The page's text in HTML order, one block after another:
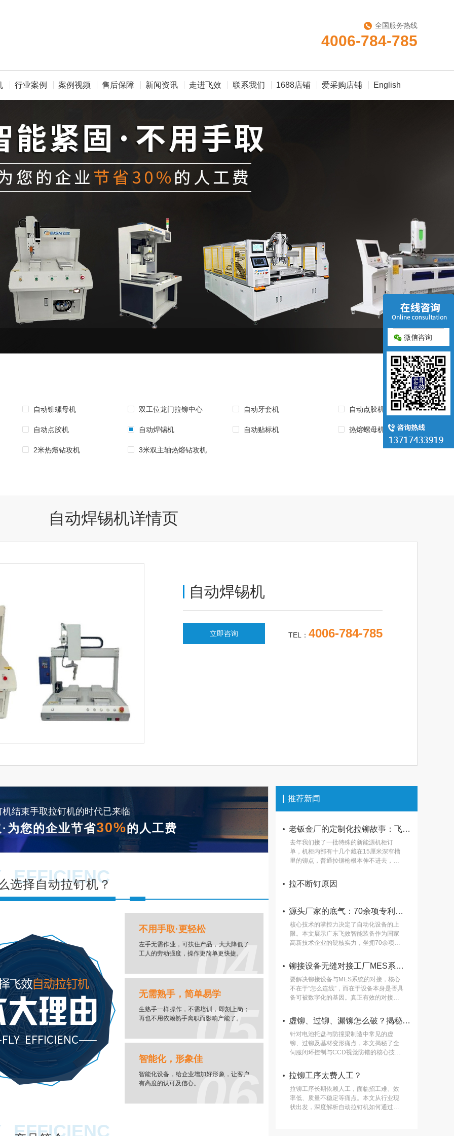
全国服务热线
4006-784-785
行业案例 案例视频 售后保障 新闻资讯 走进飞效 联系我们 1688店铺 爱采购店铺 English
自动铆螺母机 双工位龙门拉铆中心 自动牙套机 自动点胶机
自动点胶机 自动焊锡机 自动贴标机 热熔螺母机
2米热熔钻攻机 3米双主轴热熔钻攻机
自动焊锡机详情页
自动焊锡机
立即咨询 TEL： 4006-784-785
结束手取拉钉机的时代已来临
为您的企业节省30%的人工费
EFFICIENC
选择自动拉钉机？
不用手取·更轻松
左手无需作业，可扶住产品，大大降低了
工人的劳动强度，操作更简单更快捷。
04
无需熟手，简单易学
生熟手一样操作，不需培训，即刻上岗；
再也不用依赖熟手离职而影响产能了。
05
智能化，形象佳
智能化设备，给企业增加好形象，让客户
有高度的认可及信心。06
EFFICIENC
推荐新闻
老钣金厂的定制化拉铆故事：飞效是怎么帮我们搞定奇葩深腔铆点的
去年我们接了一批特殊的新能源机柜订
单，机柜内部有十几个藏在15厘米深窄槽
里的铆点，普通拉铆枪根本伸不进去，找
着试试的心态找到了飞效。 对接的第一
天，工程师没有直接报参数，先跟着我们
尺寸、板材厚度、现场气源稳定性全记了
下来。三天后就出了第一版适配方案，还
专门做了加长超薄的定制枪头，拿到车间
试装一次就卡准了位置，之前头疼了半个
月的异形铆点难题当场就通了。 之前以为
过程完全不用我们懂专业术语，飞效的团
队会把我们生产里的实际痛点，一步步转
换成设备的可落地参数，最后出来的成品
比我们预想的还要好用三分。
拉不断钉原因
源头厂家的底气：70余项专利铸就飞效智能装备的技术壁垒
核心技术的掌控力决定了自动化设备的上
限。本文展示广东飞效智能装备作为国家
高新技术企业的硬核实力，坐拥70余项自
系统均实现自主研发。选择具备持续创新
能力的源头厂家，为未来产线的迭代升级
预留广阔空间。
铆接设备无缝对接工厂MES系统：打造全链路数字化质量追溯
要解决铆接设备与MES系统的对接，核心
不在于“怎么连线”，而在于设备本身是否具
备可被数字化的基因。真正有效的对接，
集”的技术架构之上。
虚铆、过铆、漏铆怎么破？揭秘伺服闭环控制如何“降维打击”传统铆接
针对电池托盘与防撞梁制造中常见的虚
铆、过铆及基材变形痛点，本文揭秘了全
伺服闭环控制与CCD视觉防错的核心技术
移精度，解析广东飞效如何以“技防”替
代“人防”，从源头杜绝铆接质量隐患，满足
高端制造的严苛标准。
拉铆工序太费人工？
拉铆工序长期依赖人工，面临招工难、效
率低、质量不稳定等痛点。本文从行业现
状出发，深度解析自动拉钉机如何通过自
微信咨询